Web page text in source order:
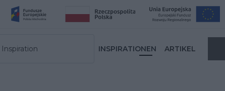
INSPIRATIONEN ARTIKEL